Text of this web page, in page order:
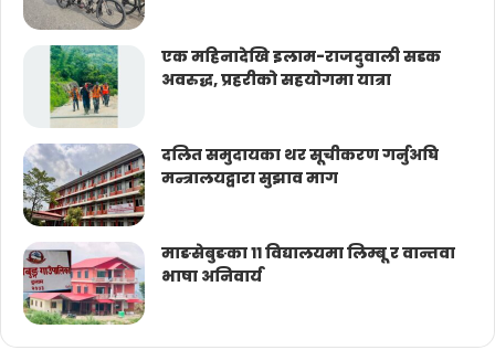
एक महिनादेखि इलाम-राजदुवाली सडक
अवरुद्ध, प्रहरीको सहयोगमा यात्रा
दलित समुदायका थर सूचीकरण गर्नुअघि
मन्त्रालयद्वारा सुझाव माग
माङसेबुङका ११ विद्यालयमा लिम्बू र वान्तवा
भाषा अनिवार्य